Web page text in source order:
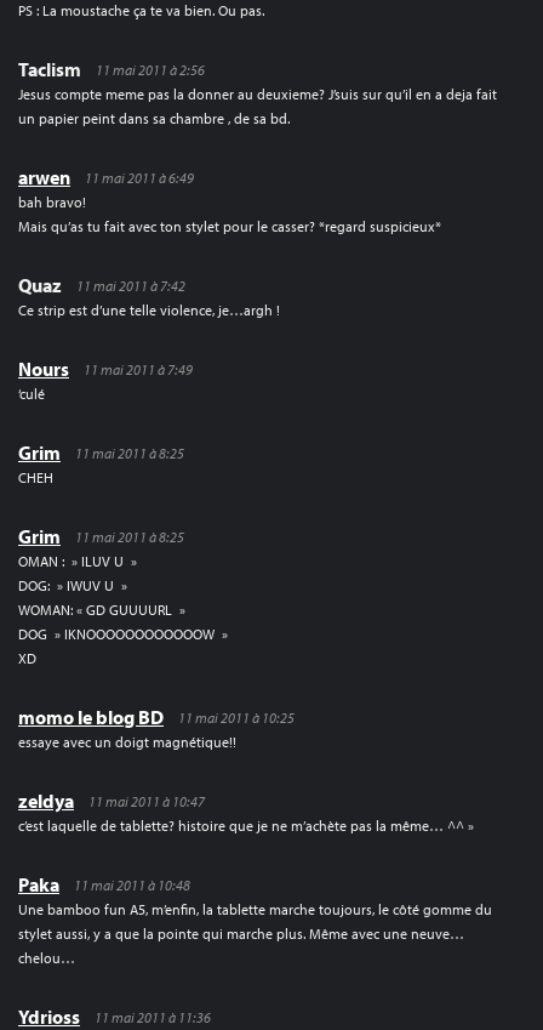
PS : La moustache ça te va bien. Ou pas.
Taclism
11 mai 2011 à 2:56
Jesus compte meme pas la donner au deuxieme? J’suis sur qu’il en a deja fait
un papier peint dans sa chambre , de sa bd.
arwen
11 mai 2011 à 6:49
bah bravo!
Mais qu’as tu fait avec ton stylet pour le casser? *regard suspicieux*
Quaz
11 mai 2011 à 7:42
Ce strip est d’une telle violence, je…argh !
Nours
11 mai 2011 à 7:49
‘culé
Grim
11 mai 2011 à 8:25
CHEH
Grim
11 mai 2011 à 8:25
OMAN : » ILUV U »
DOG: » IWUV U »
WOMAN: « GD GUUUURL »
DOG » IKNOOOOOOOOOOOOW »
XD
momo le blog BD
11 mai 2011 à 10:25
essaye avec un doigt magnétique!!
zeldya
11 mai 2011 à 10:47
c’est laquelle de tablette? histoire que je ne m’achète pas la même… ^^ »
Paka
11 mai 2011 à 10:48
Une bamboo fun A5, m’enfin, la tablette marche toujours, le côté gomme du
stylet aussi, y a que la pointe qui marche plus. Même avec une neuve…
chelou…
Ydrioss
11 mai 2011 à 11:36